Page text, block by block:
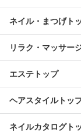
ネイル・まつげト
リラク・マッサー
エステトップ
ヘアスタイルトッ
ネイルカタログト